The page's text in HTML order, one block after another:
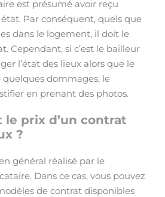
est présumé avoir reçu
Par conséquent, quels que
dans le logement, il doit le
Cependant, si c’est le bailleur
l’état des lieux alors que le
dommages, le
en prenant des photos.
le prix d’un contrat
?
général réalisé par le
Dans ce cas, vous pouvez
de contrat disponibles